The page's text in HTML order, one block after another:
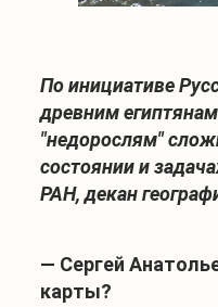
По инициативе
древним
"недорослям"
состоянии и
РАН, декан
— Сергей
карты?